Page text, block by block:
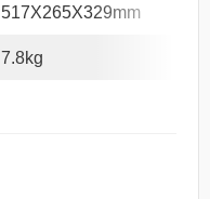
517X265X329mm
7.8kg